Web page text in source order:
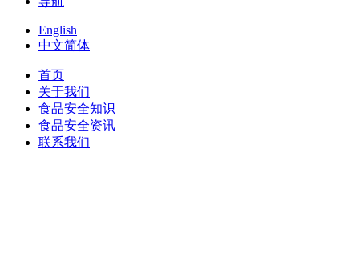
English
中文简体
首页
关于我们
食品安全知识
食品安全资讯
联系我们